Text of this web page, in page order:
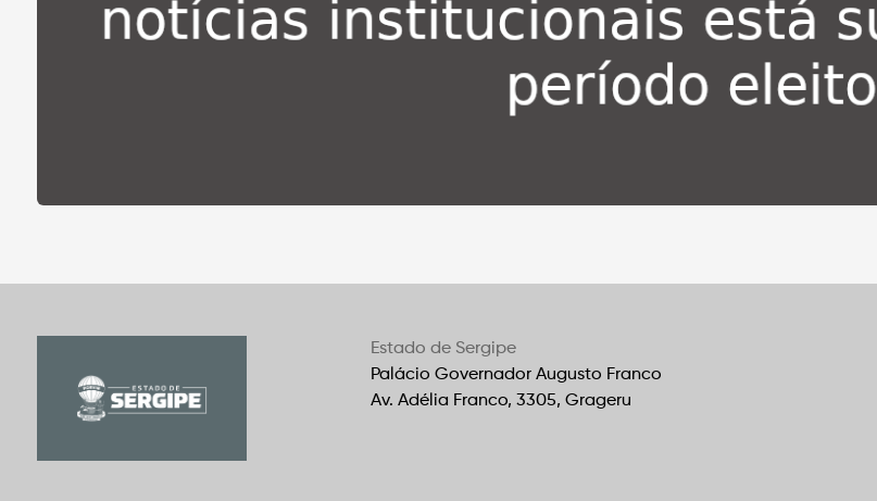
Estado de Sergipe
Palácio Governador Augusto Franco
Av. Adélia Franco, 3305, Grageru